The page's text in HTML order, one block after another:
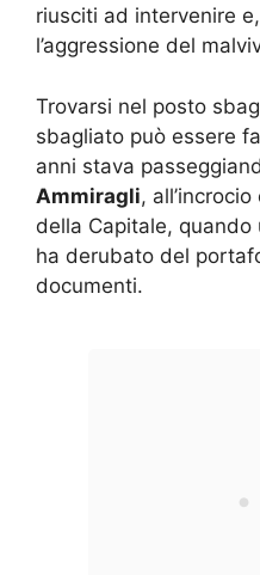
riusciti ad intervenire
l’aggressione del
Trovarsi nel posto
sbagliato può essere
anni stava
Ammiragli,
della Capitale, quando
ha derubato del
documenti.